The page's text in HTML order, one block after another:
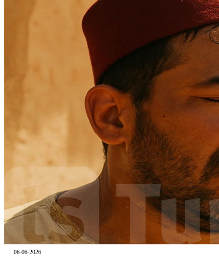
06-06-2026